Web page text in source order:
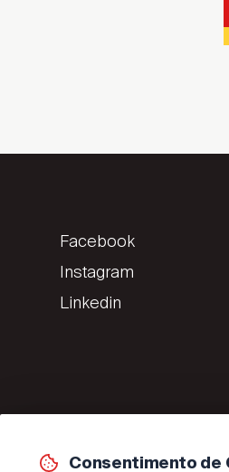
Facebook
Instagram
Linkedin
Consentimento de